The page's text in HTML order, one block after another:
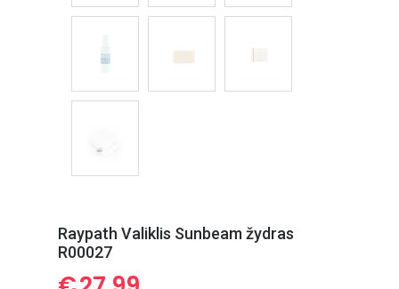
Raypath Valiklis Sunbeam žydras
R00027